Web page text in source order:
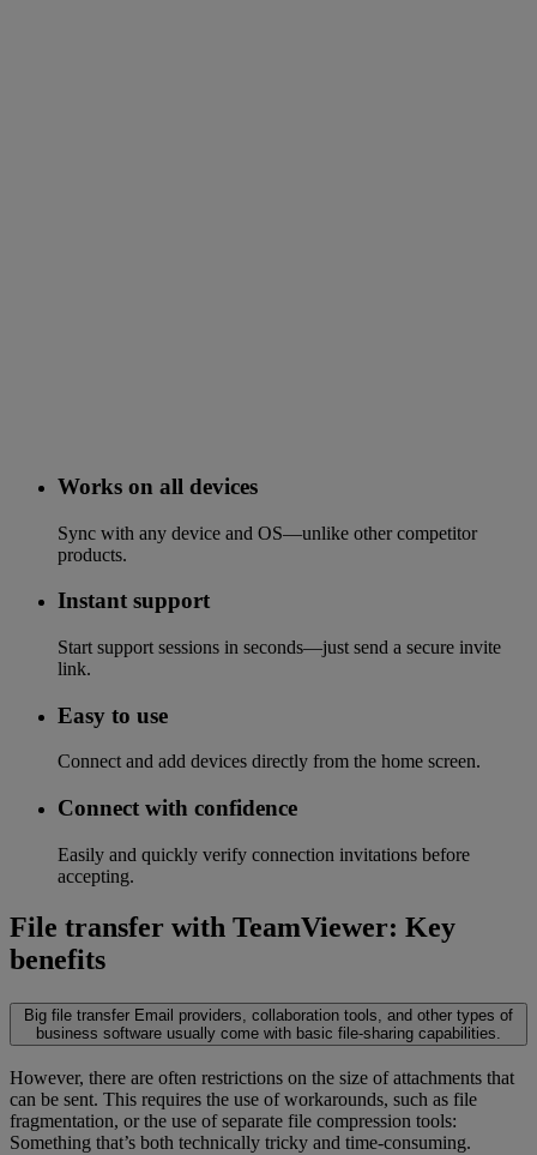
Works on all devices
Sync with any device and OS—unlike other competitor
products.
Instant support
Start support sessions in seconds—just send a secure invite
link.
Easy to use
Connect and add devices directly from the home screen.
Connect with confidence
Easily and quickly verify connection invitations before
accepting.
File transfer with TeamViewer: Key
benefits
Big file transfer Email providers, collaboration tools, and other types of
business software usually come with basic file-sharing capabilities.
However, there are often restrictions on the size of attachments that
can be sent. This requires the use of workarounds, such as file
fragmentation, or the use of separate file compression tools:
Something that’s both technically tricky and time-consuming.